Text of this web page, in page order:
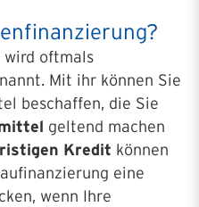
wird oftmals
Mit ihr können Sie
beschaffen, die Sie
geltend machen
Kredit können
eine
wenn Ihre